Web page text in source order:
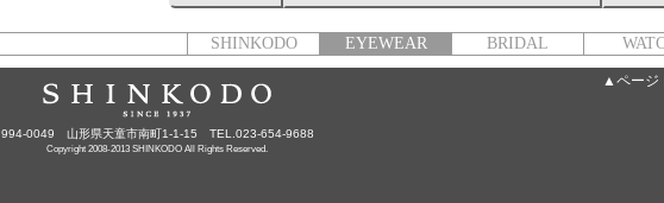
SHINKODO EYEWEAR BRIDAL
▲ページ
994-0049 山形県天童市南町1-1-15 TEL.023-654-9688
Copyright 2008-2013 SHINKODO All Rights Reserved.